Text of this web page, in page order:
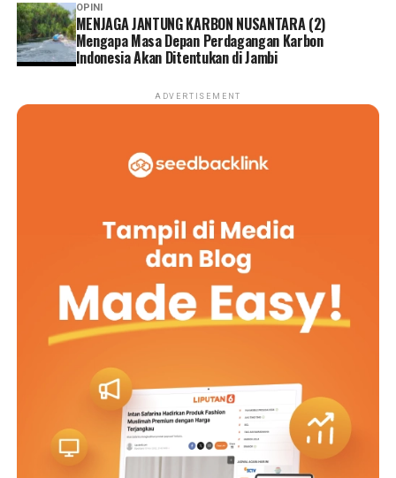
OPINI
MENJAGA JANTUNG KARBON NUSANTARA (2)
Mengapa Masa Depan Perdagangan Karbon
Indonesia Akan Ditentukan di Jambi
ADVERTISEMENT